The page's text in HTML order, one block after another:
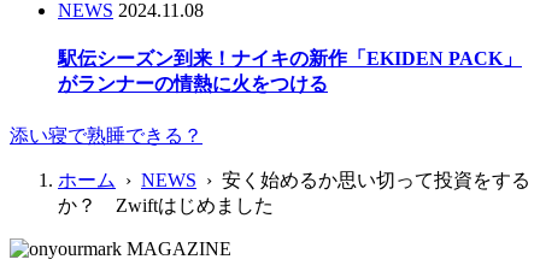
NEWS 2024.11.08
駅伝シーズン到来！ナイキの新作「EKIDEN PACK」
がランナーの情熱に火をつける
添い寝で熟睡できる？
ホーム › NEWS › 安く始めるか思い切って投資をする
か？ Zwiftはじめました